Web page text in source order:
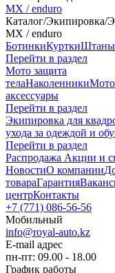
MX / enduro
Каталог/Экипировка/
MX / enduro
БотинкиКурткиШтаны
Перейти в раздел
Мото защита
телаНаколенники
аксессуары
Перейти в раздел
Экипировка для
ухода за одеждой и
Перейти в раздел
Распродажа Акции и
НовостиО компании
товараГарантия
центрКонтакты
+7 (771) 086-56-56
Мобильный
info@royal-auto.kz
E-mail адрес
пн-пт: 09.00 - 18.00
График работы